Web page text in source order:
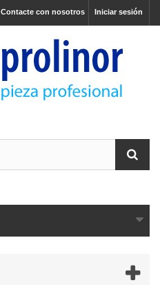
Iniciar sesión
Contacte con nosotros